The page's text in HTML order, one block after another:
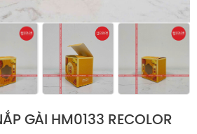
GÀI HM0133 RECOLOR